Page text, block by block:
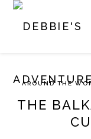
AROUND THE
THE